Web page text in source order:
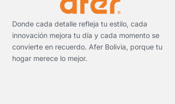
Donde cada detalle refleja tu estilo, cada
innovación mejora tu día y cada momento se
convierte en recuerdo. Afer Bolivia, porque tu
hogar merece lo mejor.